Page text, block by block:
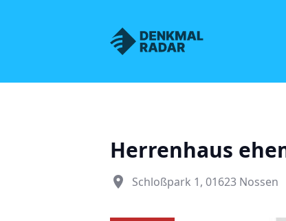
Denkmalnetz Sachsen
Herrenhaus
place Schloßpark 1, 01623 Nossen